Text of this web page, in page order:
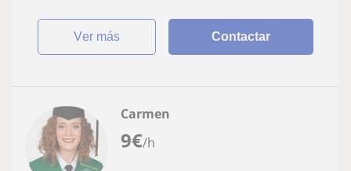
ver más Contactar
9€/h
Carmen